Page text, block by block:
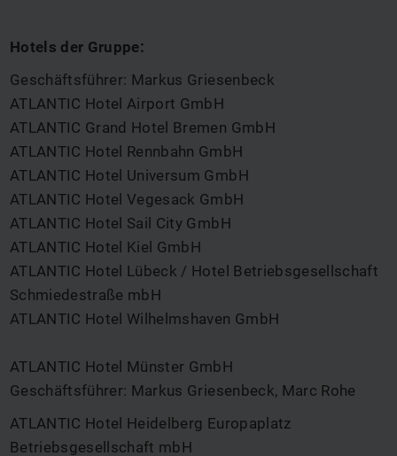
Hotels der Gruppe:
Geschäftsführer: Markus Griesenbeck
ATLANTIC Hotel Airport GmbH
ATLANTIC Grand Hotel Bremen GmbH
ATLANTIC Hotel Rennbahn GmbH
ATLANTIC Hotel Universum GmbH
ATLANTIC Hotel Vegesack GmbH
ATLANTIC Hotel Sail City GmbH
ATLANTIC Hotel Kiel GmbH
ATLANTIC Hotel Lübeck / Hotel Betriebsgesellschaft
Schmiedestraße mbH
ATLANTIC Hotel Wilhelmshaven GmbH
ATLANTIC Hotel Münster GmbH
Geschäftsführer: Markus Griesenbeck, Marc Rohe
ATLANTIC Hotel Heidelberg Europaplatz
Betriebsgesellschaft mbH